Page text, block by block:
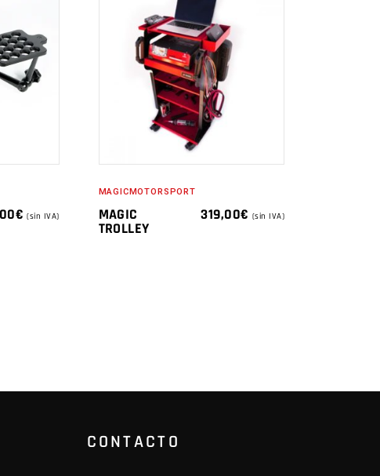
€ (sin IVA)
MAGICMOTORSPORT
MAGIC
TROLLEY
319,00€ (sin IVA)
CONTACTO